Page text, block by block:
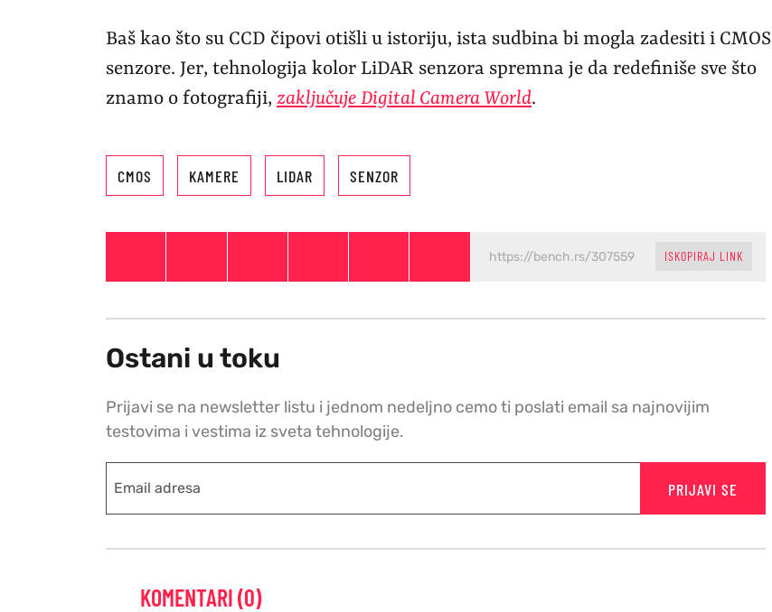
Baš kao što su CCD čipovi otišli u istoriju, ista sudbina bi mogla zadesiti i CMOS
senzore. Jer, tehnologija kolor LiDAR senzora spremna je da redefiniše sve što
znamo o fotografiji, zaključuje Digital Camera World.
CMOS KAMERE LIDAR SENZOR
ISKOPIRAJ LINK
Ostani u toku
Prijavi se na newsletter listu i jednom nedeljno cemo ti poslati email sa najnovijim
testovima i vestima iz sveta tehnologije.
PRIJAVI SE
KOMENTARI (0)